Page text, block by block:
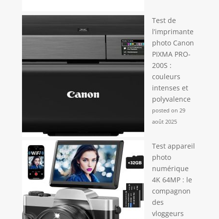
Test de
l’imprimante
photo Canon
PIXMA PRO-
200S :
couleurs
intenses et
polyvalence
posted on 29
août 2025
Test appareil
photo
numérique
4K 64MP : le
compagnon
des
vloggeurs